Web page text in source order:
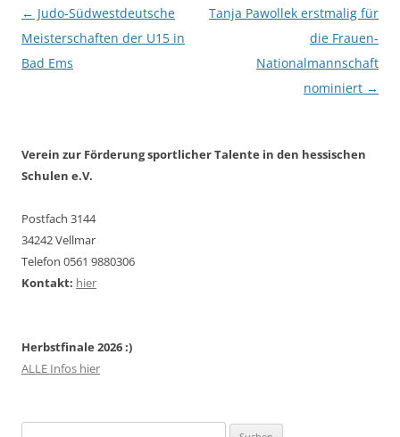
Beitragsnavigation
← Judo-Südwestdeutsche
Meisterschaften der U15 in
Bad Ems
Tanja Pawollek erstmalig für
die Frauen-
Nationalmannschaft
nominiert →
Verein zur Förderung sportlicher Talente in den hessischen
Schulen e.V.
Postfach 3144
34242 Vellmar
Telefon 0561 9880306
Kontakt: hier
Herbstfinale 2026 :)
ALLE Infos hier